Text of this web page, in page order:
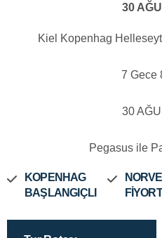
30
Kiel Kopenhag
7 Gece
30
Pegasus ile
KOPENHAG
BAŞLANGIÇLI